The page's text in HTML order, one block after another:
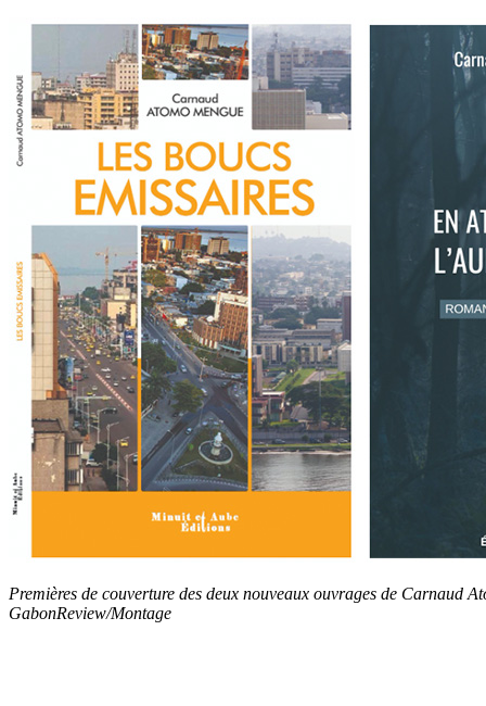
Premières de couverture des deux nouveaux ouvrages de Carnaud
GabonReview/Montage